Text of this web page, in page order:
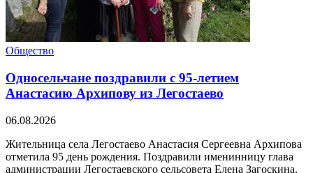
Общество
Односельчане поздравили с 95-летием
Анастасию Архипову из Легостаево
06.08.2026
Жительница села Легостаево Анастасия Сергеевна Архипова
отметила 95 день рождения. Поздравили именинницу глава
администрации Легостаевского сельсовета Елена Загоскина,